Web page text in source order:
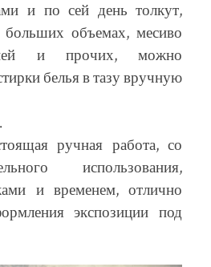
и по сей день толкут,
объемах, месиво
и прочих, можно
белья в тазу вручную
ручная работа, со
использования,
и временем, отлично
экспозиции под